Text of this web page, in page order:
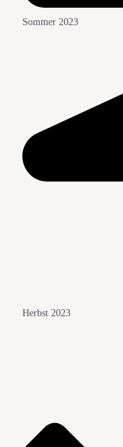
Sommer 2023
Herbst 2023